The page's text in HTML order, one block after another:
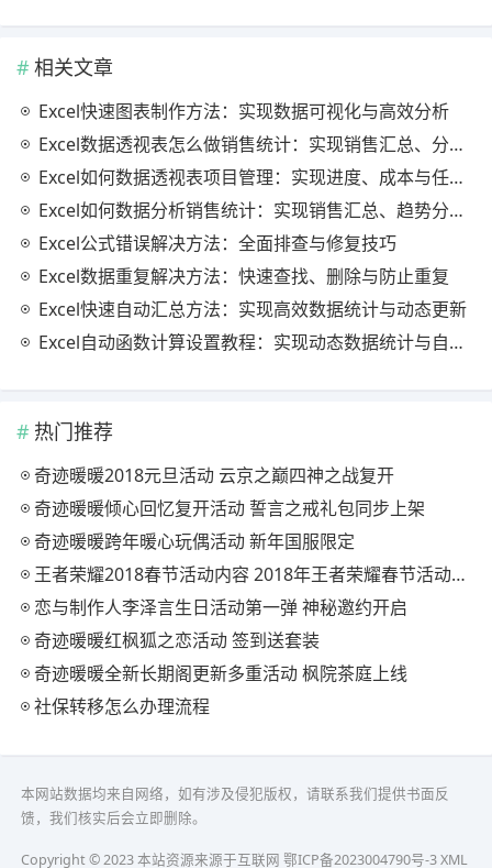
相关文章
Excel快速图表制作方法：实现数据可视化与高效分析
Excel数据透视表怎么做销售统计：实现销售汇总、分析与动态监控
Excel如何数据透视表项目管理：实现进度、成本与任务的高效分析
Excel如何数据分析销售统计：实现销售汇总、趋势分析与业绩优化
Excel公式错误解决方法：全面排查与修复技巧
Excel数据重复解决方法：快速查找、删除与防止重复
Excel快速自动汇总方法：实现高效数据统计与动态更新
Excel自动函数计算设置教程：实现动态数据统计与自动更新
热门推荐
奇迹暖暖2018元旦活动 云京之巅四神之战复开
奇迹暖暖倾心回忆复开活动 誓言之戒礼包同步上架
奇迹暖暖跨年暖心玩偶活动 新年国服限定
王者荣耀2018春节活动内容 2018年王者荣耀春节活动大全
恋与制作人李泽言生日活动第一弹 神秘邀约开启
奇迹暖暖红枫狐之恋活动 签到送套装
奇迹暖暖全新长期阁更新多重活动 枫院茶庭上线
社保转移怎么办理流程
本网站数据均来自网络，如有涉及侵犯版权，请联系我们提供书面反
馈，我们核实后会立即删除。
Copyright © 2023 本站资源来源于互联网 鄂ICP备2023004790号-3XML